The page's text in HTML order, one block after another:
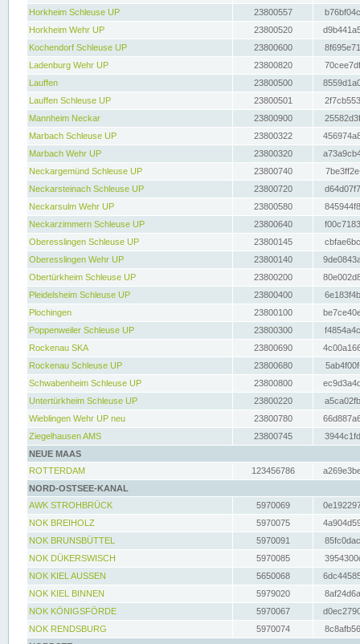
Horkheim Schleuse UP
23800557
Horkheim Wehr UP
23800520
Kochendorf Schleuse UP
23800600
Ladenburg Wehr UP
23800820
Lauffen
23800500
Lauffen Schleuse UP
23800501
Mannheim Neckar
23800900
Marbach Schleuse UP
23800322
Marbach Wehr UP
23800320
Neckargemünd Schleuse UP
23800740
Neckarsteinach Schleuse UP
23800720
Neckarsulm Wehr UP
23800580
Neckarzimmern Schleuse UP
23800640
Oberesslingen Schleuse UP
23800145
Oberesslingen Wehr UP
23800140
Obertürkheim Schleuse UP
23800200
Pleidelsheim Schleuse UP
23800400
Plochingen
23800100
Poppenweiler Schleuse UP
23800300
Rockenau SKA
23800690
Rockenau Schleuse UP
23800680
Schwabenheim Schleuse UP
23800800
Untertürkheim Schleuse UP
23800220
Wieblingen Wehr UP neu
23800780
Ziegelhausen AMS
23800745
NEUE MAAS
ROTTERDAM
123456786
NORD-OSTSEE-KANAL
AWK STROHBRÜCK
5970069
NOK BREIHOLZ
5970075
NOK BRUNSBÜTTEL
5970091
NOK DÜKERSWISCH
5970085
NOK KIEL AUSSEN
5650068
NOK KIEL BINNEN
5979020
NOK KÖNIGSFÖRDE
5970067
NOK RENDSBURG
5970074